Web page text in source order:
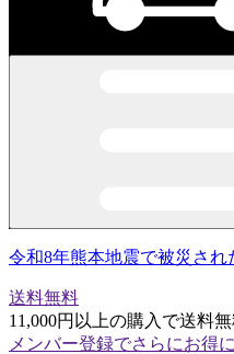
令和8年熊本地震で被災され
送料無料
11,000円以上の購入で送料
メンバー登録でさらにお得に